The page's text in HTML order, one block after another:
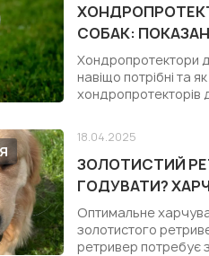
СОБАК:
КОРИСТЬ І
Хондропротектори
навіщо потрібні та
хондропротекторів
18.04.2025
ЗОЛОТИСТИЙ
ГОДУВАТИ?
КОРМ ДЛЯ
РЕТРИВЕРА
Оптимальне
золотистого
ретривер потребує